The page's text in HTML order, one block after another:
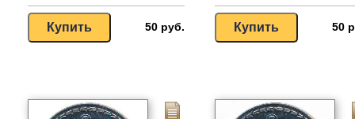
50 руб. 50